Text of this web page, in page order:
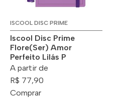
ISCOOL DISC PRIME
Iscool Disc Prime
Flore(Ser) Amor
Perfeito Lilás P
A partir de
R$ 77,90
Comprar